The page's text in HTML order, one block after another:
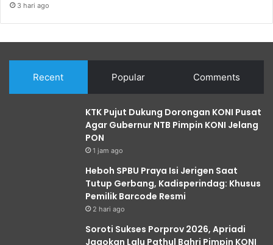
3 hari ago
Recent Popular Comments
KTK Pujut Dukung Dorongan KONI Pusat
Agar Gubernur NTB Pimpin KONI Jelang
PON
1 jam ago
Heboh SPBU Praya Isi Jerigen Saat
Tutup Gerbang, Kadisperindag: Khusus
Pemilik Barcode Resmi
2 hari ago
Soroti Sukses Porprov 2026, Apriadi
Jagokan Lalu Pathul Bahri Pimpin KONI